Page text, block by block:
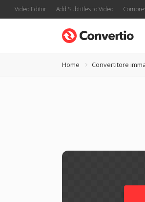
Video Editor Add Subtitles to Video
Home Convertitore